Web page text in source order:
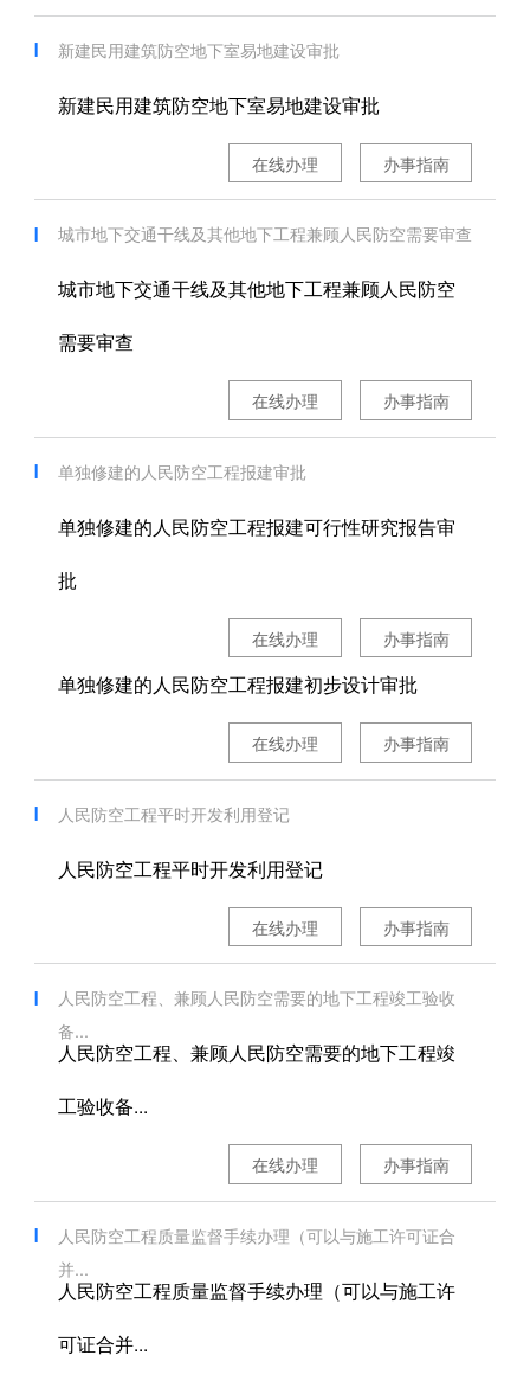
新建民用建筑防空地下室易地建设审批
新建民用建筑防空地下室易地建设审批
办事指南
在线办理
城市地下交通干线及其他地下工程兼顾人民防空需要审查
城市地下交通干线及其他地下工程兼顾人民防空
需要审查
办事指南
在线办理
单独修建的人民防空工程报建审批
单独修建的人民防空工程报建可行性研究报告审
批
办事指南
在线办理
单独修建的人民防空工程报建初步设计审批
办事指南
在线办理
人民防空工程平时开发利用登记
人民防空工程平时开发利用登记
办事指南
在线办理
人民防空工程、兼顾人民防空需要的地下工程竣工验收
备...
人民防空工程、兼顾人民防空需要的地下工程竣
工验收备...
办事指南
在线办理
人民防空工程质量监督手续办理（可以与施工许可证合
并...
人民防空工程质量监督手续办理（可以与施工许
可证合并...